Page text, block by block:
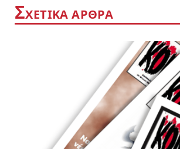
ΣΧΕΤΙΚΑ ΑΡΘΡΑ